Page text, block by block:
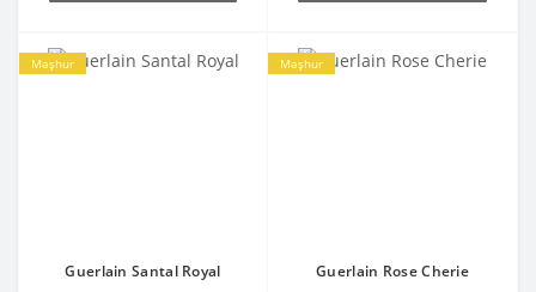
Məşhur
Guerlain Santal Royal
Məşhur
Guerlain Rose Cherie